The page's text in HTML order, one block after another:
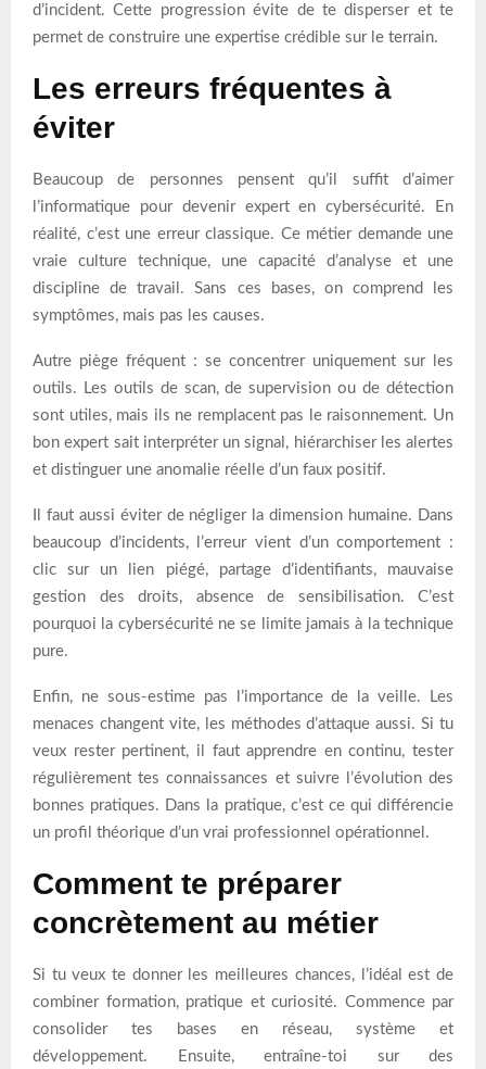
d’incident. Cette progression évite de te disperser et te
permet de construire une expertise crédible sur le terrain.
Les erreurs fréquentes à
éviter
Beaucoup de personnes pensent qu’il suffit d’aimer
l’informatique pour devenir expert en cybersécurité. En
réalité, c’est une erreur classique. Ce métier demande une
vraie culture technique, une capacité d’analyse et une
discipline de travail. Sans ces bases, on comprend les
symptômes, mais pas les causes.
Autre piège fréquent : se concentrer uniquement sur les
outils. Les outils de scan, de supervision ou de détection
sont utiles, mais ils ne remplacent pas le raisonnement. Un
bon expert sait interpréter un signal, hiérarchiser les alertes
et distinguer une anomalie réelle d’un faux positif.
Il faut aussi éviter de négliger la dimension humaine. Dans
beaucoup d’incidents, l’erreur vient d’un comportement :
clic sur un lien piégé, partage d’identifiants, mauvaise
gestion des droits, absence de sensibilisation. C’est
pourquoi la cybersécurité ne se limite jamais à la technique
pure.
Enfin, ne sous-estime pas l’importance de la veille. Les
menaces changent vite, les méthodes d’attaque aussi. Si tu
veux rester pertinent, il faut apprendre en continu, tester
régulièrement tes connaissances et suivre l’évolution des
bonnes pratiques. Dans la pratique, c’est ce qui différencie
un profil théorique d’un vrai professionnel opérationnel.
Comment te préparer
concrètement au métier
Si tu veux te donner les meilleures chances, l’idéal est de
combiner formation, pratique et curiosité. Commence par
consolider tes bases en réseau, système et
développement. Ensuite, entraîne-toi sur des